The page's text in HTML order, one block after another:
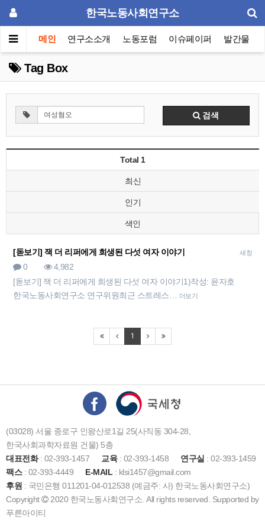
한국노동사회연구소
메인 연구소소개 노동포럼 이슈페이퍼 발간물
Tag Box
검색
Total 1
최신
인기
색인
새창
[돋보기] 잭 더 리퍼에게 희생된 다섯 여자 이야기
0
4,982
[돋보기] 잭 더 리퍼에게 희생된 다섯 여자 이야기​1)작성: 윤자호
한국노동사회연구소 연구위원최근 스트레스…
더보기
1
(03028) 서울 종로구 인왕산로1길 25(사직동 304-28,
한국사회과학자료원 건물) 5층
대표전화: 02-393-1457 교육: 02-393-1458 연구실 : 02-393-1459
팩스: 02-393-4449 E-MAIL : klsi1457@gmail.com
후원 : 국민은행 011201-04-012538 (예금주: 사) 한국노동사회연구소)
Copyright
2020 한국노동사회연구소. All rights reserved. Supported by
푸른아이티